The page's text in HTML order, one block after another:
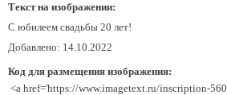
Текст на изображении:
С юбилеем свадьбы 20 лет!
Добавлено: 14.10.2022
Код для размещения изображения:
<a href='https://www.imagetext.ru/inscription-